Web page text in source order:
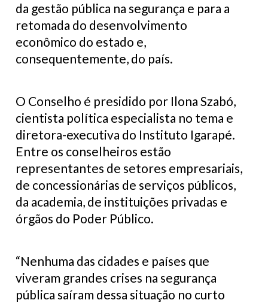
da gestão pública na segurança e para a
retomada do desenvolvimento
econômico do estado e,
consequentemente, do país.
O Conselho é presidido por Ilona Szabó,
cientista política especialista no tema e
diretora-executiva do Instituto Igarapé.
Entre os conselheiros estão
representantes de setores empresariais,
de concessionárias de serviços públicos,
da academia, de instituições privadas e
órgãos do Poder Público.
“Nenhuma das cidades e países que
viveram grandes crises na segurança
pública saíram dessa situação no curto